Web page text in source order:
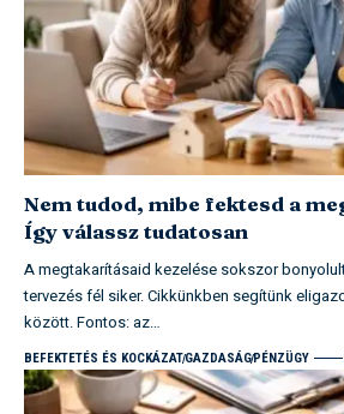
Nem tudod, mibe fektesd a
Így válassz tudatosan
A megtakarításaid kezelése sokszor
tervezés fél siker. Cikkünkben segítünk
között. Fontos: az…
BEFEKTETÉS ÉS KOCKÁZATGAZDASÁGPÉNZÜGY